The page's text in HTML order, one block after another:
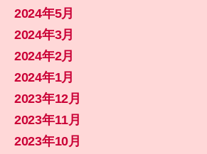
2024年5月
2024年3月
2024年2月
2024年1月
2023年12月
2023年11月
2023年10月